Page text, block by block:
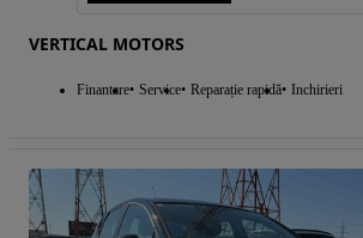
VERTICAL MOTORS
Finantare Service Reparație rapidă Inchirieri